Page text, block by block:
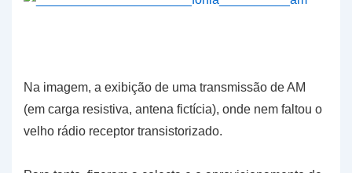
Na imagem, a exibição de uma transmissão de AM
(em carga resistiva, antena fictícia), onde nem faltou o
velho rádio receptor transistorizado.